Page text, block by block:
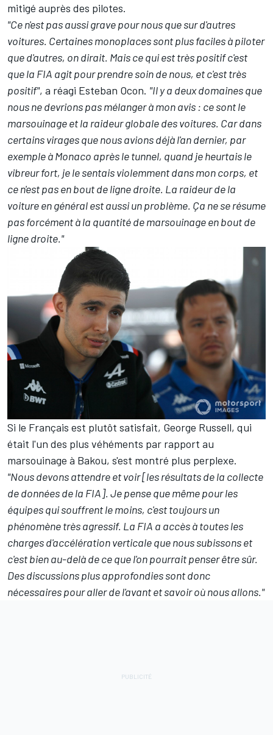
mitigé auprès des pilotes.
"Ce n'est pas aussi grave pour nous que sur d'autres
voitures. Certaines monoplaces sont plus faciles à piloter
que d'autres, on dirait. Mais ce qui est très positif c'est
que la FIA agit pour prendre soin de nous, et c'est très
positif", a réagi Esteban Ocon. "Il y a deux domaines que
nous ne devrions pas mélanger à mon avis : ce sont le
marsouinage et la raideur globale des voitures. Car dans
certains virages que nous avions déjà l'an dernier, par
exemple à Monaco après le tunnel, quand je heurtais le
vibreur fort, je le sentais violemment dans mon corps, et
ce n'est pas en bout de ligne droite. La raideur de la
voiture en général est aussi un problème. Ça ne se résume
pas forcément à la quantité de marsouinage en bout de
ligne droite."
Si le Français est plutôt satisfait, George Russell, qui
était l'un des plus véhéments par rapport au
marsouinage à Bakou, s'est montré plus perplexe.
"Nous devons attendre et voir [les résultats de la collecte
de données de la FIA]. Je pense que même pour les
équipes qui souffrent le moins, c'est toujours un
phénomène très agressif. La FIA a accès à toutes les
charges d'accélération verticale que nous subissons et
c'est bien au-delà de ce que l'on pourrait penser être sûr.
Des discussions plus approfondies sont donc
nécessaires pour aller de l'avant et savoir où nous allons."